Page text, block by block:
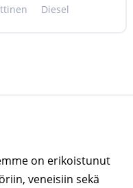
Diesel
on erikoistunut
veneisiin sekä